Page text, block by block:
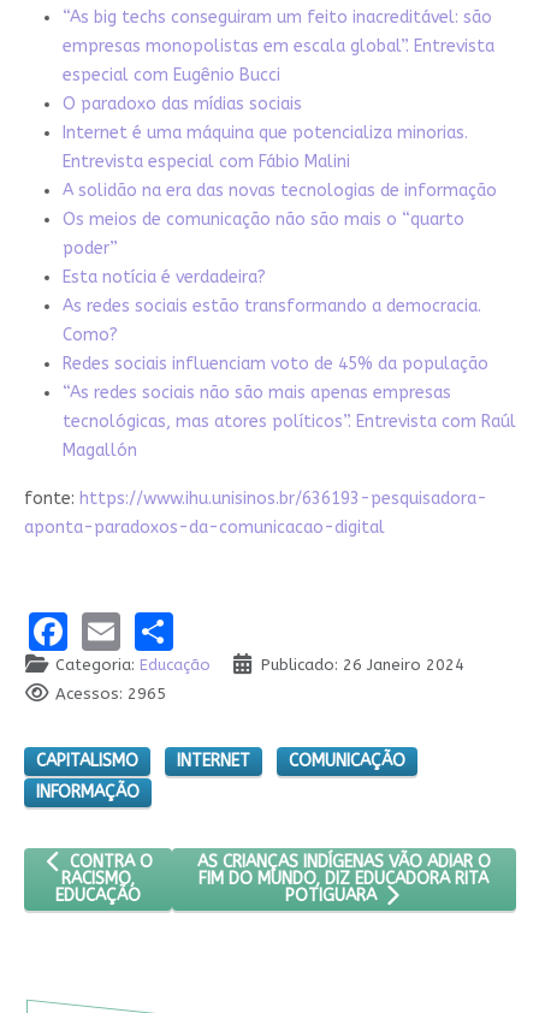
“As big techs conseguiram um feito inacreditável: são
empresas monopolistas em escala global”. Entrevista
especial com Eugênio Bucci
O paradoxo das mídias sociais
Internet é uma máquina que potencializa minorias.
Entrevista especial com Fábio Malini
A solidão na era das novas tecnologias de informação
Os meios de comunicação não são mais o “quarto
poder”
Esta notícia é verdadeira?
As redes sociais estão transformando a democracia.
Como?
Redes sociais influenciam voto de 45% da população
“As redes sociais não são mais apenas empresas
tecnológicas, mas atores políticos”. Entrevista com Raúl
Magallón
fonte: https://www.ihu.unisinos.br/636193-pesquisadora-
aponta-paradoxos-da-comunicacao-digital
Facebook
EmailShare
Categoria: Educação
Publicado: 26 Janeiro 2024
Acessos: 2965
CAPITALISMO INTERNET
COMUNICAÇÃO
INFORMAÇÃO
ARTIGO ANTERIOR: CONTRA O RACISMO, EDUCAÇÃO
CONTRA O
RACISMO,
EDUCAÇÃO
PRÓXIMO ARTIGO: AS CRIANÇAS
AS CRIANÇAS INDÍGENAS VÃO ADIAR O
FIM DO MUNDO, DIZ EDUCADORA RITA
POTIGUARA